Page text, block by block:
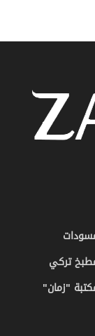
تركي
"زمان"